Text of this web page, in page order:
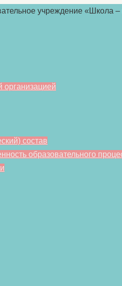
организацией
состав
образовательного